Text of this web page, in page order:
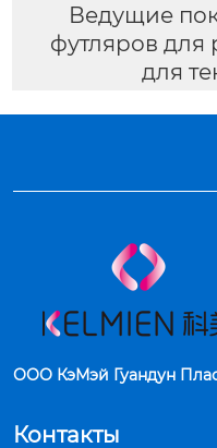
Ведущие
футляров для
для
ООО КэМэй Гуандун
Контакты